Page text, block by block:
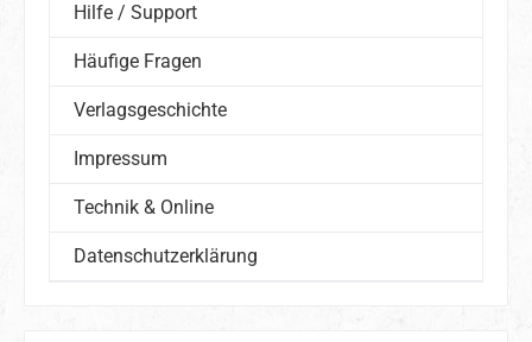
Hilfe / Support
Häufige Fragen
Verlagsgeschichte
Impressum
Technik & Online
Datenschutzerklärung